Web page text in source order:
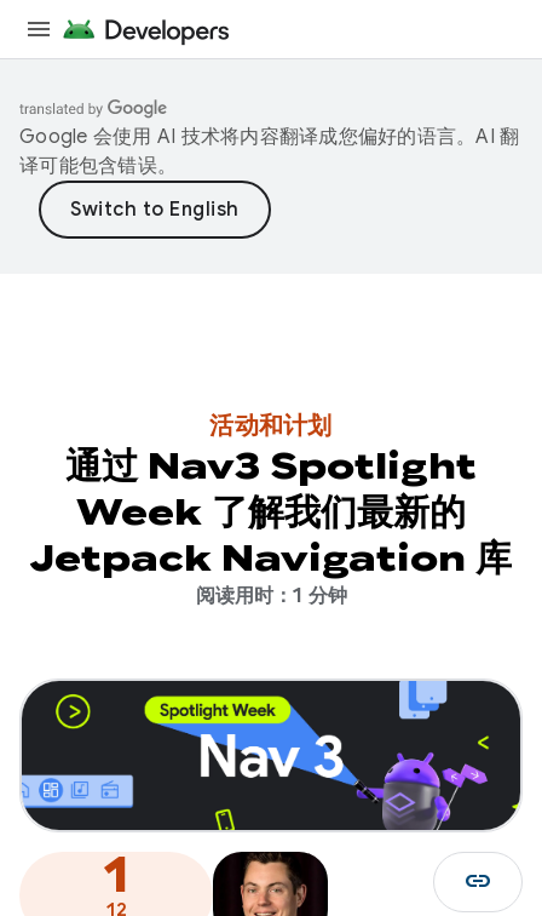
Google 会使用 AI 技术将内容翻译成您偏好的语言。AI 翻
译可能包含错误。
活动和计划
通过 Nav3 Spotlight
Week 了解我们最新的
Jetpack Navigation 库
阅读用时：1 分钟
1
12
link